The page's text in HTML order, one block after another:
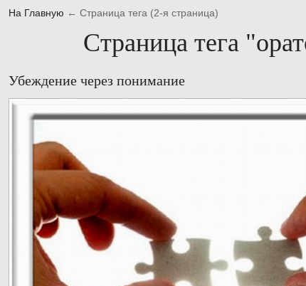
На Главную ← Страница тега (2-я страница)
Страница тега
Убеждение через понимание